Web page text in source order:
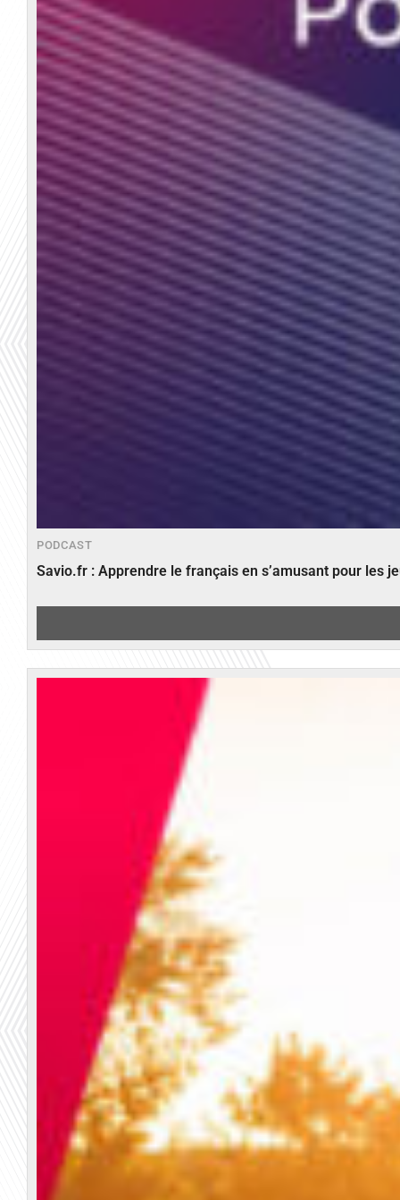
PODCAST
Savio.fr : Apprendre le français en s’amusant pour les